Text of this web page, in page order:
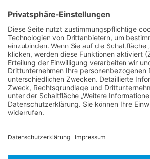
Moorsee - Wellsee - Kronsburg - Rönne
Impressum
Datenschutzerklärung
AGB
Kontakt
Das Möbeltaxi - die Idee
Werbung schalten / Kooperationsanfrage